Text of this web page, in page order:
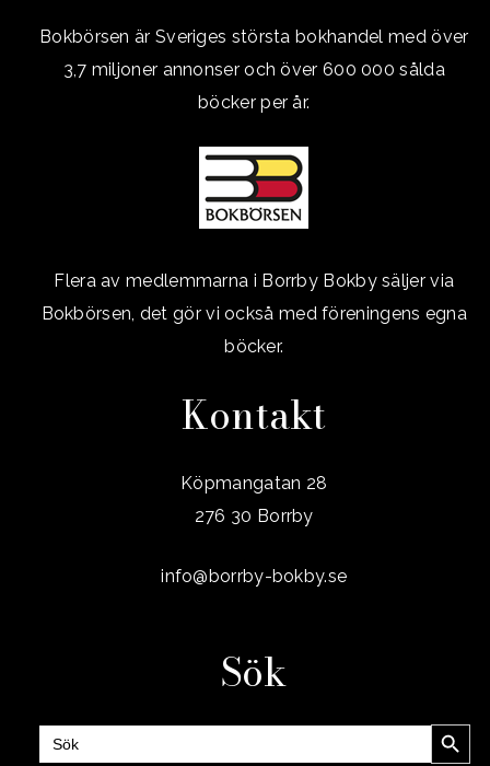
Bokbörsen är Sveriges största bokhandel med över
3,7 miljoner annonser och över 600 000 sålda
böcker per år.
Flera av medlemmarna i Borrby Bokby säljer via
Bokbörsen, det gör vi också med föreningens egna
böcker.
Kontakt
Köpmangatan 28
276 30 Borrby
info@borrby-bokby.se
Sök
Sök
efter: